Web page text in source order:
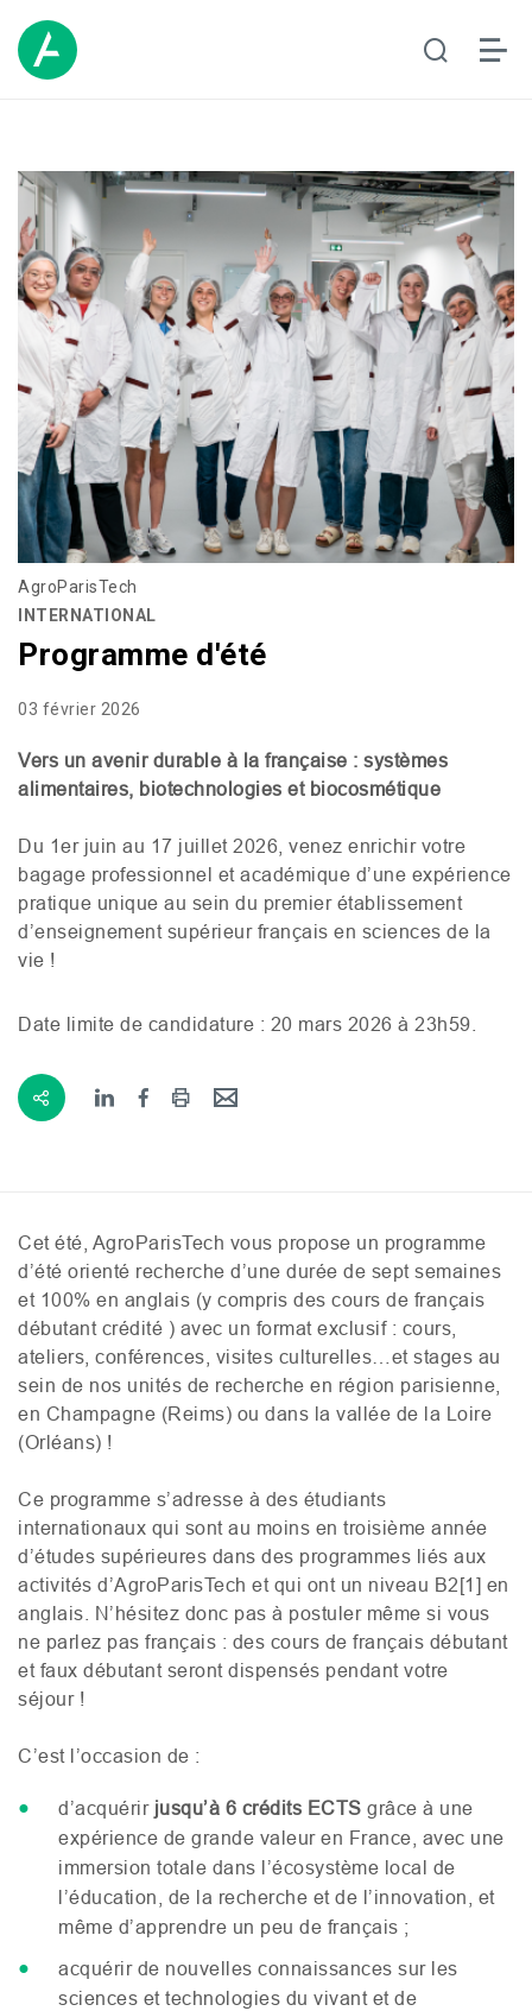
AgroParisTech
INTERNATIONAL
Programme d'été
03 février 2026
Vers un avenir durable à la française : systèmes
alimentaires, biotechnologies et biocosmétique
Du 1er juin au 17 juillet 2026, venez enrichir votre
bagage professionnel et académique d’une expérience
pratique unique au sein du premier établissement
d’enseignement supérieur français en sciences de la
vie !
Date limite de candidature : 20 mars 2026 à 23h59.
Cet été, AgroParisTech vous propose un programme
d’été orienté recherche d’une durée de sept semaines
et 100% en anglais (y compris des cours de français
débutant crédité ) avec un format exclusif : cours,
ateliers, conférences, visites culturelles…et stages au
sein de nos unités de recherche en région parisienne,
en Champagne (Reims) ou dans la vallée de la Loire
(Orléans) !
Ce programme s’adresse à des étudiants
internationaux qui sont au moins en troisième année
d’études supérieures dans des programmes liés aux
activités d’AgroParisTech et qui ont un niveau B2[1 ] en
anglais. N’hésitez donc pas à postuler même si vous
ne parlez pas français : des cours de français débutant
et faux débutant seront dispensés pendant votre
séjour !
C’est l’occasion de :
d’acquérirjusqu’à 6 crédits ECTS grâce à une
expérience de grande valeur en France, avec une
immersion totale dans l’écosystème local de
l’éducation, de la recherche et de l’innovation, et
même d’apprendre un peu de français ;
acquérir de nouvelles connaissances sur les
sciences et technologies du vivant et de